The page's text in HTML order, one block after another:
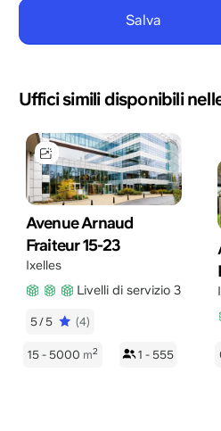
Uffici simili disponibili
Avenue Arnaud
Fraiteur 15-23
Ixelles
Livelli di servizio 3
5/5 (4)
15 - 5000 m2 1 - 555